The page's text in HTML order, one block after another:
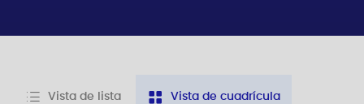
Vista de lista Vista de cuadrícula